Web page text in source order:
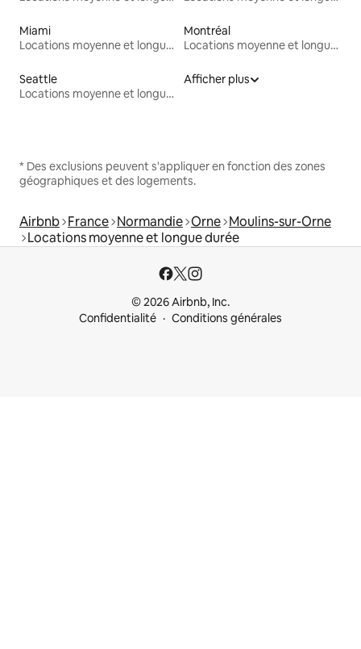
Miami
Locations moyenne et longue durée
Montréal
Locations moyenne et longue durée
Seattle
Locations moyenne et longue durée
Afficher plus
* Des exclusions peuvent s'appliquer en fonction des zones
géographiques et des logements.
Airbnb France Normandie Orne Moulins-sur-Orne
Locations moyenne et longue durée
© 2026 Airbnb, Inc.
Confidentialité
Conditions générales